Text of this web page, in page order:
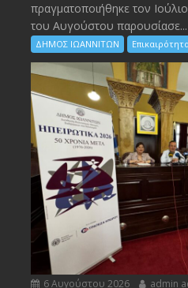
πραγματοποιήθηκε τον
του Αυγούστου παρουσίασε...
ΔΗΜΟΣ ΙΩΑΝΝΙΤΩΝ
6 Αυγούστου 2026 admin